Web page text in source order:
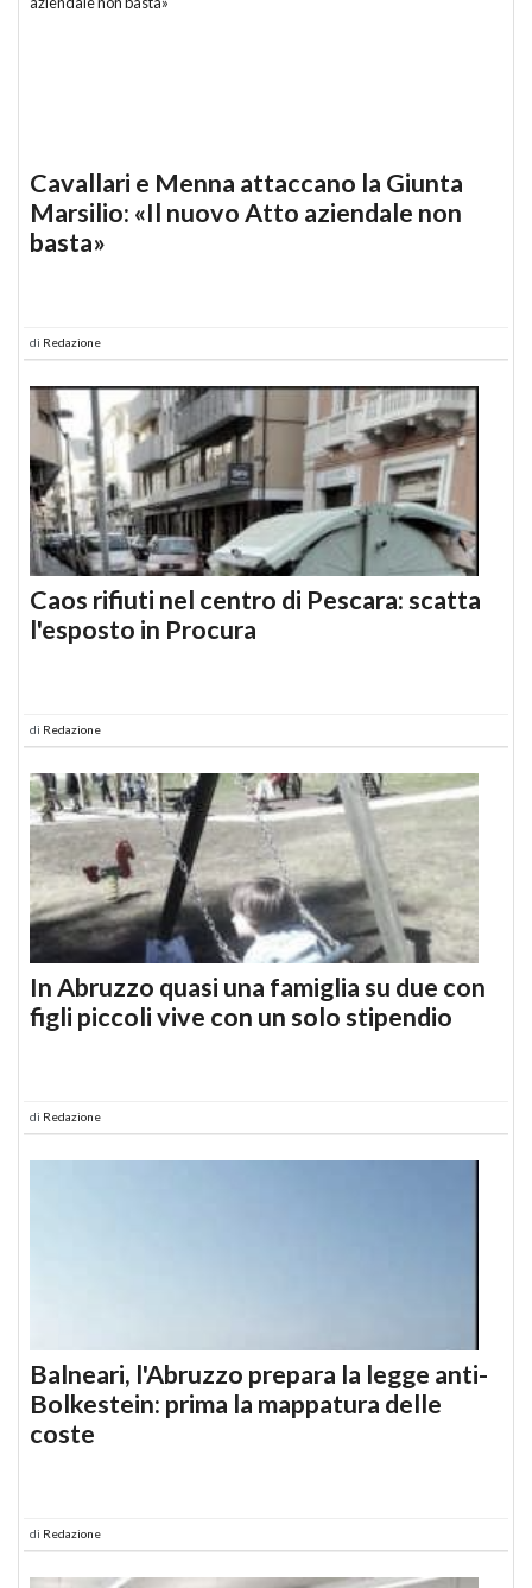
Cavallari e Menna attaccano la Giunta
Marsilio: «Il nuovo Atto aziendale non
basta»
di Redazione
Caos rifiuti nel centro di Pescara: scatta
l'esposto in Procura
di Redazione
In Abruzzo quasi una famiglia su due con
figli piccoli vive con un solo stipendio
di Redazione
Balneari, l'Abruzzo prepara la legge anti-
Bolkestein: prima la mappatura delle
coste
di Redazione